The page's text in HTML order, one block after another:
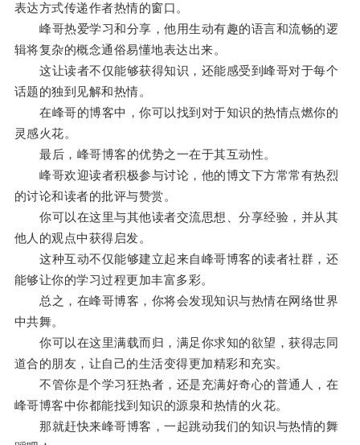
表达方式传递作者热情的窗口。
峰哥热爱学习和分享，他用生动有趣的语言和流畅的逻
辑将复杂的概念通俗易懂地表达出来。
这让读者不仅能够获得知识，还能感受到峰哥对于每个
话题的独到见解和热情。
在峰哥的博客中，你可以找到对于知识的热情点燃你的
灵感火花。
最后，峰哥博客的优势之一在于其互动性。
峰哥欢迎读者积极参与讨论，他的博文下方常常有热烈
的讨论和读者的批评与赞赏。
你可以在这里与其他读者交流思想、分享经验，并从其
他人的观点中获得启发。
这种互动不仅能够建立起来自峰哥博客的读者社群，还
能够让你的学习过程更加丰富多彩。
总之，在峰哥博客，你将会发现知识与热情在网络世界
中共舞。
你可以在这里满载而归，满足你求知的欲望，获得志同
道合的朋友，让自己的生活变得更加精彩和充实。
不管你是个学习狂热者，还是充满好奇心的普通人，在
峰哥博客中你都能找到知识的源泉和热情的火花。
那就赶快来峰哥博客，一起跳动我们的知识与热情的舞